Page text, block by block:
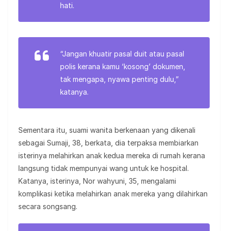
hati.
“Jangan khuatir pasal duit atau pasal
polis kerana kamu ‘kosong’ dokumen,
tak mengapa, nyawa penting dulu,”
katanya.
Sementara itu, suami wanita berkenaan yang dikenali
sebagai Sumaji, 38, berkata, dia terpaksa membiarkan
isterinya melahirkan anak kedua mereka di rumah kerana
langsung tidak mempunyai wang untuk ke hospital.
Katanya, isterinya, Nor wahyuni, 35, mengalami
komplikasi ketika melahirkan anak mereka yang dilahirkan
secara songsang.